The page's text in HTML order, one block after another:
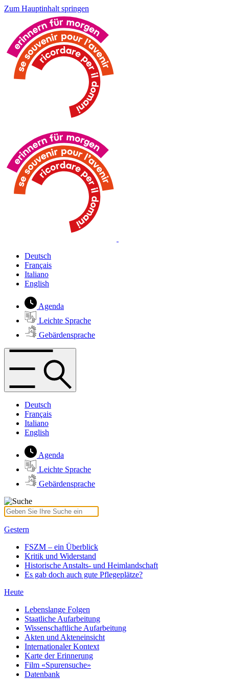
Zum Hauptinhalt springen
Deutsch
Français
Italiano
English
Agenda
Leichte Sprache
Gebärdensprache
Deutsch
Français
Italiano
English
Agenda
Leichte Sprache
Gebärdensprache
Gestern
FSZM – ein Überblick
Kritik und Widerstand
Historische Anstalts- und Heimlandschaft
Es gab doch auch gute Pflegeplätze?
Heute
Lebenslange Folgen
Staatliche Aufarbeitung
Wissenschaftliche Aufarbeitung
Akten und Akteneinsicht
Internationaler Kontext
Karte der Erinnerung
Film «Spurensuche»
Datenbank